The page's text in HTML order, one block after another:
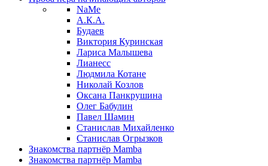
NaMe
А.К.А.
Будаев
Виктория Куринская
Лариса Малышева
Лианесс
Людмила Котане
Николай Козлов
Оксана Панкрушина
Олег Бабулин
Павел Шамин
Станислав Михайленко
Станислав Огрызков
Знакомства партнёр Mamba
Знакомства партнёр Mamba